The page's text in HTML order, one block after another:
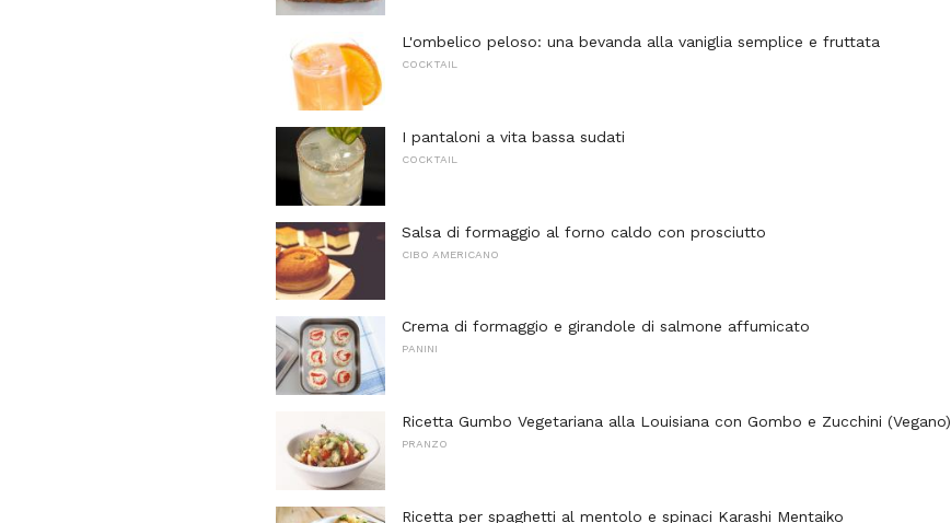
L'ombelico peloso: una bevanda alla vaniglia semplice e fruttata
COCKTAIL
I pantaloni a vita bassa sudati
COCKTAIL
Salsa di formaggio al forno caldo con prosciutto
CIBO AMERICANO
Crema di formaggio e girandole di salmone affumicato
PANINI
Ricetta Gumbo Vegetariana alla Louisiana con Gombo e Zucchini (Vegano)
PRANZO
Ricetta per spaghetti al mentolo e spinaci Karashi Mentaiko